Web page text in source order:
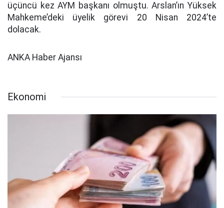
üçüncü kez AYM başkanı olmuştu. Arslan’ın Yüksek
Mahkeme’deki üyelik görevi 20 Nisan 2024’te
dolacak.
ANKA Haber Ajansı
Ekonomi